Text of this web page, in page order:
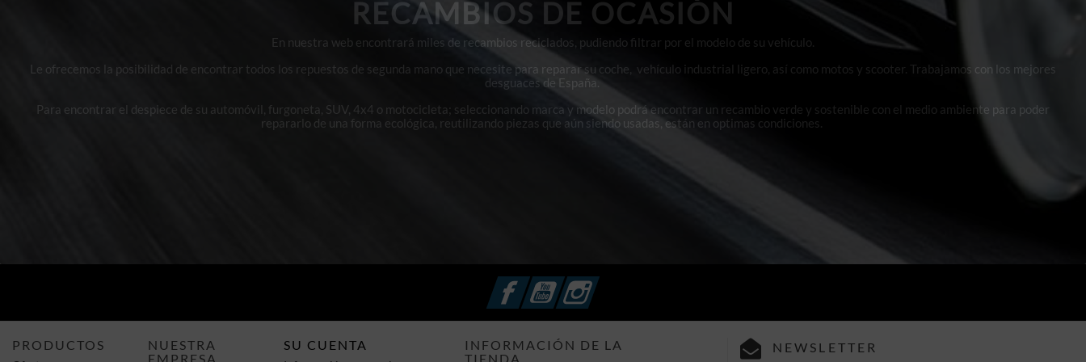
RECAMBIOS DE OCASIÓN
En nuestra web encontrará miles de recambios reciclados, pudiendo filtrar por el modelo de su vehículo.
Le ofrecemos la posibilidad de encontrar todos los repuestos de segunda mano que necesite para reparar su coche, vehículo industrial ligero, así como motos y scooter. Trabajamos con los mejores
desguaces de España.
Para encontrar el despiece de su automóvil, furgoneta, SUV, 4x4 o motocicleta; seleccionando marca y modelo podrá encontrar un recambio verde y sostenible con el medio ambiente para poder
repararlo de una forma ecológica, reutilizando piezas que aún siendo usadas, están en optimas condiciones.
FacebookYouTubeInstagram
PRODUCTOS
NUESTRA
EMPRESA
SU CUENTA
INFORMACIÓN DE LA
TIENDA
NEWSLETTER